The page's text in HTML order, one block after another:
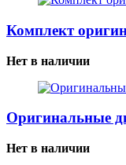
Комплект
Нет в наличии
Оригинальные
Нет в наличии